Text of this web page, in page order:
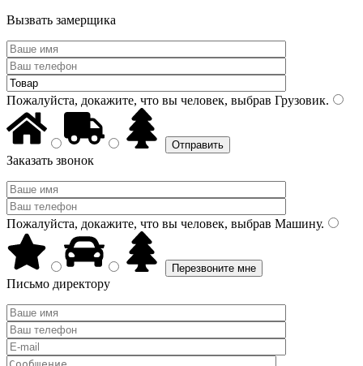
Вызвать замерщика
Пожалуйста, докажите, что вы человек, выбрав Грузовик.
Заказать звонок
Пожалуйста, докажите, что вы человек, выбрав Машину.
Письмо директору